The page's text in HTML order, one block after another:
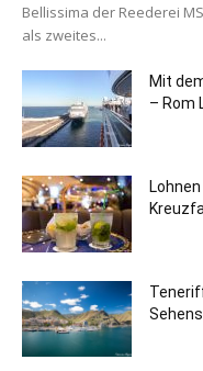
Bellissima der Reederei
als zweites...
Mit
– Rom